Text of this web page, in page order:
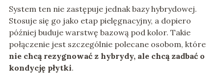
System ten nie zastępuje jednak bazy hybrydowej.
Stosuje się go jako etap pielęgnacyjny, a dopiero
później buduje warstwę bazową pod kolor. Takie
połączenie jest szczególnie polecane osobom, które
nie chcą rezygnować z hybrydy, ale chcą zadbać o
kondycję płytki.